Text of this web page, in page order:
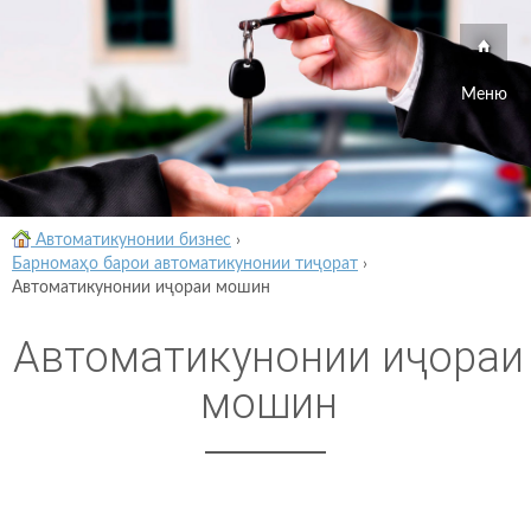
Меню
Автоматикунонии бизнес ›
Барномаҳо барои автоматикунонии тиҷорат ›
Автоматикунонии иҷораи мошин
Автоматикунонии иҷораи
мошин